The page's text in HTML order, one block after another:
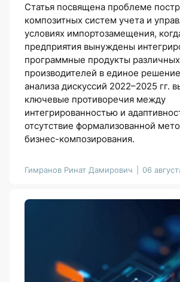
Статья посвящена проблеме
композитных систем учета и
условиях импортозамещения,
предприятия вынуждены
программные продукты различных
производителей в единое
анализа дискуссий 2022–2025 гг.
ключевые противоречия между
интегрированностью и
отсутствие формализованной
бизнес-композирования.
Гимранов Ринат Дамирович 06